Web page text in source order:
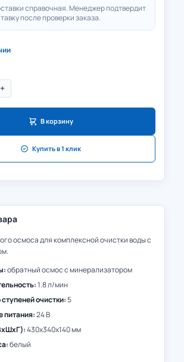
справочная. Менеджер подтвердит
после проверки заказа.
+
В корзину
Купить в 1 клик
осмоса для комплексной очистки воды с
обратный осмос с минерализатором
1.8 л/мин
очистки:5
питания:24 В
430x340x140 мм
белый